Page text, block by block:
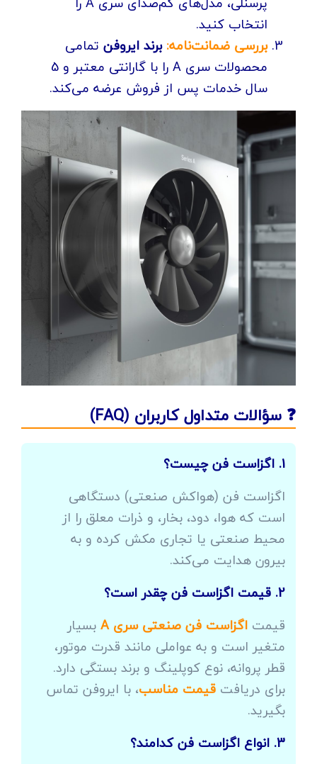
انتخاب کنید.
بررسی ضمانت‌نامه: برند ایروفن تمامی
محصولات سری A را با گارانتی معتبر و 5
سال خدمات پس از فروش عرضه می‌کند.
❓ سؤالات متداول کاربران (FAQ)
1. اگزاست فن چیست؟
اگزاست فن (هواکش صنعتی) دستگاهی
است که هوا، دود، بخار، و ذرات معلق را از
محیط صنعتی یا تجاری مکش کرده و به
بیرون هدایت می‌کند.
2. قیمت اگزاست فن چقدر است؟
قیمت اگزاست فن صنعتی سری A بسیار
متغیر است و به عواملی مانند قدرت موتور،
قطر پروانه، نوع کوپلینگ و برند بستگی دارد.
برای دریافت قیمت مناسب، با ایروفن تماس
بگیرید.
3. انواع اگزاست فن کدامند؟